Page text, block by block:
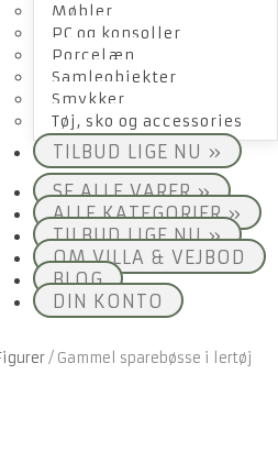
Møbler
PC og konsoller
Porcelæn
Samleobjekter
Smykker
Tøj, sko og accessories
TILBUD LIGE NU »
SE ALLE VARER »
ALLE KATEGORIER »
TILBUD LIGE NU »
OM VILLA & VEJBOD
BLOG
DIN KONTO
/ Gammel sparebøsse i lertøj